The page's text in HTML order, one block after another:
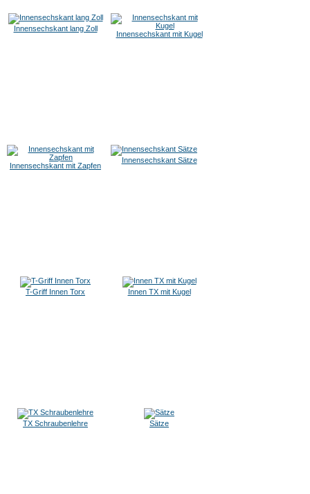
Innensechskant lang Zoll
Innensechskant mit Kugel
Innensechskant mit Zapfen
Innensechskant Sätze
T-Griff Innen Torx Innen TX mit Kugel
TX Schraubenlehre Sätze